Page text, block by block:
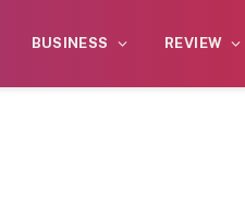
BUSINESS REVIEW